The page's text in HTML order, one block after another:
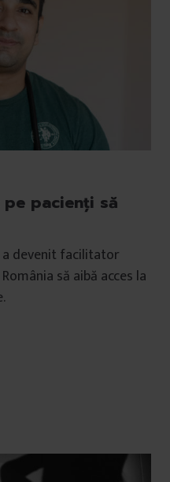
pacienți să
a devenit facilitator
să aibă acces la